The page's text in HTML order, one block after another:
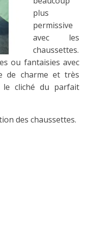
plus
permissive
avec les
chaussettes.
ou fantaisies avec
de charme et très
le cliché du parfait
des chaussettes.